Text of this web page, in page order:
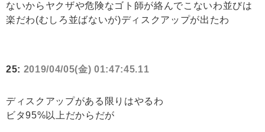
ないからヤクザや危険なゴト師が絡んでこないわ並びは
楽だわ(むしろ並ばないが)ディスクアップが出たわ
25: 2019/04/05(金) 01:47:45.11
ディスクアップがある限りはやるわ
ビタ95%以上だからだが